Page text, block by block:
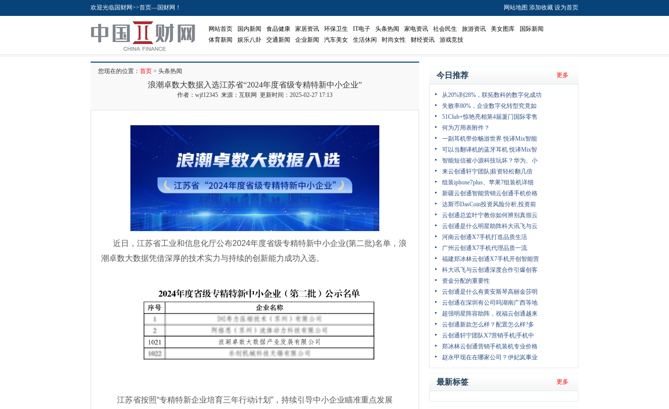
欢迎光临国财网>>首页—国财网！ 网站地图 添加收藏 设为首页
网站首页 国内新闻 食品健康 家居资讯 环保卫生 IT电子 头条热闻 家电资讯 社会民生 旅游资讯 美女图库
国际新闻
体育新闻
娱乐八卦 交通新闻 企业新闻 汽车美女 生活休闲 时尚女性 财经资讯 游戏竞技
您现在的位置： 首页 > 头条热闻
浪潮卓数大数据入选江苏省“2024年度省级专精特新中小企业”
作者：wjf12345 来源：互联网 更新时间：2025-02-27 17:13
近日，江苏省工业和信息化厅公布2024年度省级专精特新中小企业(第二批)名单，浪
潮卓数大数据凭借深厚的技术实力与持续的创新能力成功入选。
江苏省按照“专精特新企业培育三年行动计划”，持续引导中小企业瞄准重点发展
更多
今日推荐
从20%到28%，联拓数科的数字化成功
失败率80%，企业数字化转型究竟如
51Club+惊艳亮相第4届厦门国际零售
何为万用表附件？
一副耳机带你畅游世界 悦译Mix智能
可以当翻译机的蓝牙耳机 悦译Mix智
智能短信被小源科技玩坏？华为、小
来云创通轩宁团队|薪资轻松翻几倍
组装iphone7plus、苹果7组装机详细
新疆云创通智能营销云创通手机价格
达斯币DasCoin投资风险分析,投资前
云创通总监叶宁教你如何辨别真假云
云创通是什么明星助阵科大讯飞与云
河南云创通X7手机打造品质生活
广州云创通X7手机代理品质一流
福建郑冰林云创通X7手机开创智能营
科大讯飞与云创通深度合作引爆创客
资金分配的重要性
云创通是什么有黄安斯琴高丽金莎明
云创通在深圳有公司吗湖南广西等地
超强明星阵容助阵，祝福云创通越来
云创通新款怎么样？配置怎么样?多
云创通轩宁团队X7营销手机|手机中
郑冰林云创通营销手机装机专业价格
赵永甲现在在哪家公司？伊妃岚事业
更多
最新标签